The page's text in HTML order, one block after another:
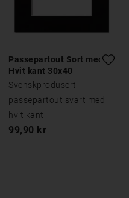
Passepartout Sort med
Hvit kant 30x40
Svenskprodusert
passepartout svart med
hvit kant
99,90 kr